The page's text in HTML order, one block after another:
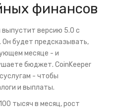
финансов
версию 5.0 с
будет предсказывать,
месяце - и
бюджет. CoinKeeper
- чтобы
и выплаты.
тысяч в месяц, рост